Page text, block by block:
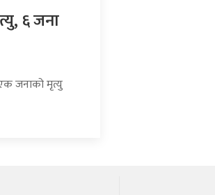
६ जना
जनाको मृत्यु